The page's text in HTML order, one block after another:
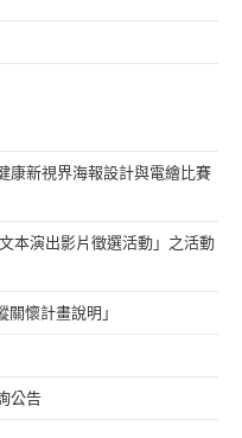
康新視界海報設計與電繪比賽
本演出影片徵選活動」之活動
懷計畫說明」
公告